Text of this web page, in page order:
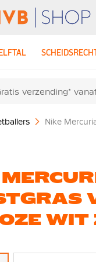
verzending*
Nike
WIT